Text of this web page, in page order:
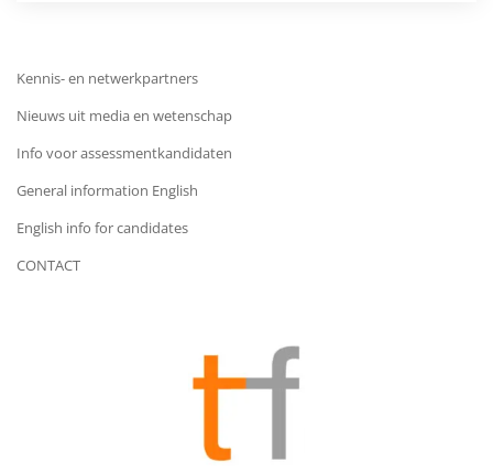
Kennis- en netwerkpartners
Nieuws uit media en wetenschap
Info voor assessmentkandidaten
General information English
English info for candidates
CONTACT